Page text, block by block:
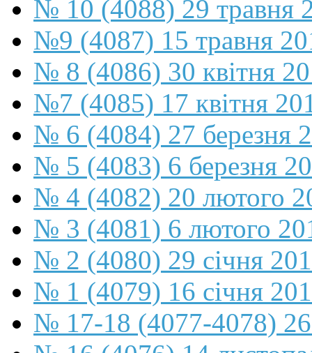
№ 10 (4088) 29 травня
№9 (4087) 15 травня
№ 8 (4086) 30 квітня
№7 (4085) 17 квітня
№ 6 (4084) 27 березня
№ 5 (4083) 6 березня
№ 4 (4082) 20 лютого
№ 3 (4081) 6 лютого
№ 2 (4080) 29 січня
№ 1 (4079) 16 січня
№ 17-18 (4077-4078) 26